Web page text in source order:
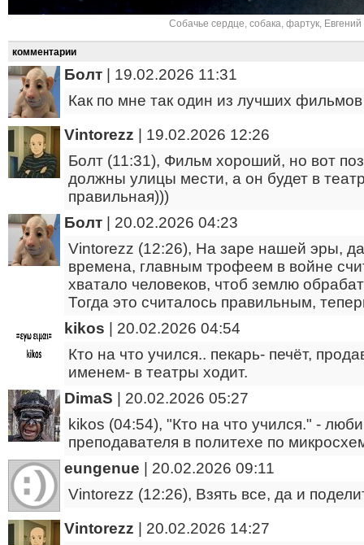
Собачье сердце, собака, фартук,
комментарии
Болт
19.02.2026 11:31
Как по мне так один из лучших фильмов
Vintorezz
19.02.2026 12:26
Болт (11:31), Фильм хороший, но вот
должны улицы мести, а он будет в
правильная)))
Болт
20.02.2026 04:23
Vintorezz (12:26), На заре нашей эры,
времена, главным трофеем в войне
хватало человеков, чтоб землю
Тогда это считалось правильным,
kikos
20.02.2026 04:54
Кто на что учился.. пекарь- печёт,
именем- в театры ходит.
DimaS
20.02.2026 05:27
kikos (04:54), "Кто на что учился." -
преподавателя в политехе по
eungenue
20.02.2026 09:11
Vintorezz (12:26), Взять все, да и
Vintorezz
20.02.2026 14:27